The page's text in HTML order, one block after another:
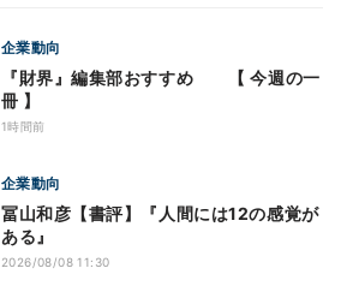
企業動向
『財界』編集部おすすめ 【 今週の一
冊 】
1時間前
企業動向
冨山和彦【書評】『人間には12の感覚が
ある』
2026/08/08 11:30